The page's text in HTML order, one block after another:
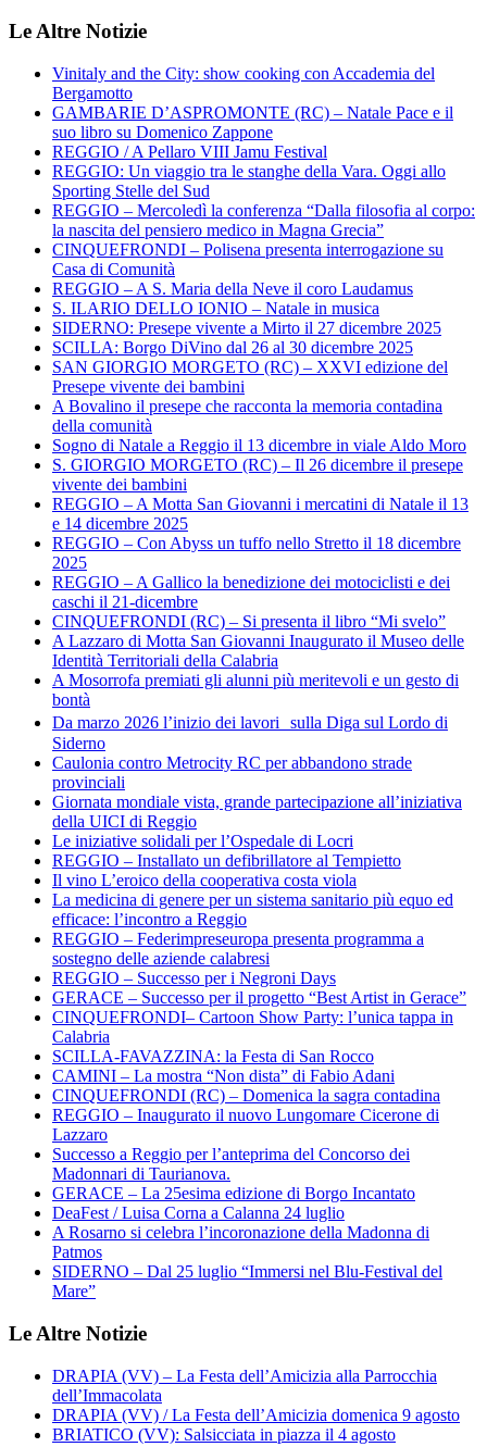
Le Altre Notizie
Vinitaly and the City: show cooking con Accademia del
Bergamotto
GAMBARIE D’ASPROMONTE (RC) – Natale Pace e il
suo libro su Domenico Zappone
REGGIO / A Pellaro VIII Jamu Festival
REGGIO: Un viaggio tra le stanghe della Vara. Oggi allo
Sporting Stelle del Sud
REGGIO – Mercoledì la conferenza “Dalla filosofia al corpo:
la nascita del pensiero medico in Magna Grecia”
CINQUEFRONDI – Polisena presenta interrogazione su
Casa di Comunità
REGGIO – A S. Maria della Neve il coro Laudamus
S. ILARIO DELLO IONIO – Natale in musica
SIDERNO: Presepe vivente a Mirto il 27 dicembre 2025
SCILLA: Borgo DiVino dal 26 al 30 dicembre 2025
SAN GIORGIO MORGETO (RC) – XXVI edizione del
Presepe vivente dei bambini
A Bovalino il presepe che racconta la memoria contadina
della comunità
Sogno di Natale a Reggio il 13 dicembre in viale Aldo Moro
S. GIORGIO MORGETO (RC) – Il 26 dicembre il presepe
vivente dei bambini
REGGIO – A Motta San Giovanni i mercatini di Natale il 13
e 14 dicembre 2025
REGGIO – Con Abyss un tuffo nello Stretto il 18 dicembre
2025
REGGIO – A Gallico la benedizione dei motociclisti e dei
caschi il 21-dicembre
CINQUEFRONDI (RC) – Si presenta il libro “Mi svelo”
A Lazzaro di Motta San Giovanni Inaugurato il Museo delle
Identità Territoriali della Calabria
A Mosorrofa premiati gli alunni più meritevoli e un gesto di
bontà
Da marzo 2026 l’inizio dei lavori sulla Diga sul Lordo di
Siderno
Caulonia contro Metrocity RC per abbandono strade
provinciali
Giornata mondiale vista, grande partecipazione all’iniziativa
della UICI di Reggio
Le iniziative solidali per l’Ospedale di Locri
REGGIO – Installato un defibrillatore al Tempietto
Il vino L’eroico della cooperativa costa viola
La medicina di genere per un sistema sanitario più equo ed
efficace: l’incontro a Reggio
REGGIO – Federimpreseuropa presenta programma a
sostegno delle aziende calabresi
REGGIO – Successo per i Negroni Days
GERACE – Successo per il progetto “Best Artist in Gerace”
CINQUEFRONDI– Cartoon Show Party: l’unica tappa in
Calabria
SCILLA-FAVAZZINA: la Festa di San Rocco
CAMINI – La mostra “Non dista” di Fabio Adani
CINQUEFRONDI (RC) – Domenica la sagra contadina
REGGIO – Inaugurato il nuovo Lungomare Cicerone di
Lazzaro
Successo a Reggio per l’anteprima del Concorso dei
Madonnari di Taurianova.
GERACE – La 25esima edizione di Borgo Incantato
DeaFest / Luisa Corna a Calanna 24 luglio
A Rosarno si celebra l’incoronazione della Madonna di
Patmos
SIDERNO – Dal 25 luglio “Immersi nel Blu-Festival del
Mare”
Le Altre Notizie
DRAPIA (VV) – La Festa dell’Amicizia alla Parrocchia
dell’Immacolata
DRAPIA (VV) / La Festa dell’Amicizia domenica 9 agosto
BRIATICO (VV): Salsicciata in piazza il 4 agosto